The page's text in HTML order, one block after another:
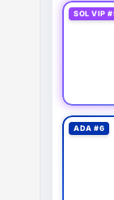
SOL VIP
ADA #6